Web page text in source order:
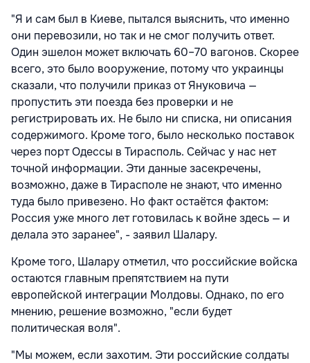
"Я и сам был в Киеве, пытался выяснить, что именно
они перевозили, но так и не смог получить ответ.
Один эшелон может включать 60–70 вагонов. Скорее
всего, это было вооружение, потому что украинцы
сказали, что получили приказ от Януковича —
пропустить эти поезда без проверки и не
регистрировать их. Не было ни списка, ни описания
содержимого. Кроме того, было несколько поставок
через порт Одессы в Тирасполь. Сейчас у нас нет
точной информации. Эти данные засекречены,
возможно, даже в Тирасполе не знают, что именно
туда было привезено. Но факт остаётся фактом:
Россия уже много лет готовилась к войне здесь — и
делала это заранее", - заявил Шалару.
Кроме того, Шалару отметил, что российские войска
остаются главным препятствием на пути
европейской интеграции Молдовы. Однако, по его
мнению, решение возможно, "если будет
политическая воля".
"Мы можем, если захотим. Эти российские солдаты